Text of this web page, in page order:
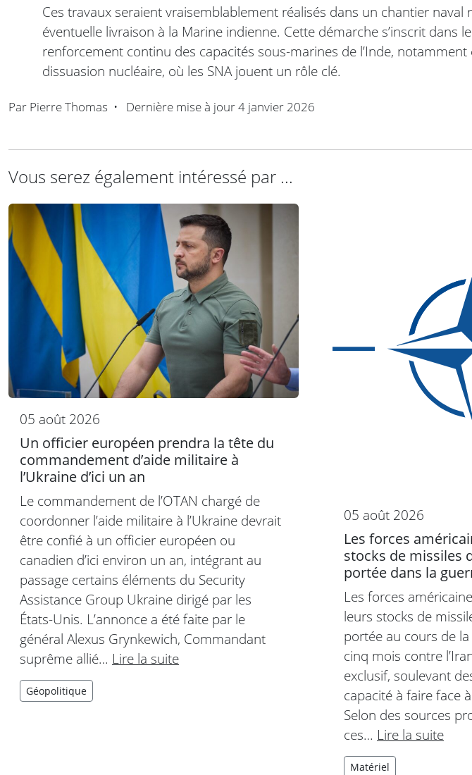
Ces travaux seraient vraisemblablement réalisés dans un chantier naval
éventuelle livraison à la Marine indienne. Cette démarche s’inscrit dans
renforcement continu des capacités sous-marines de l’Inde,
dissuasion nucléaire, où les SNA jouent un rôle clé.
Par Pierre Thomas • Dernière mise à jour4 janvier 2026
Vous serez également intéressé par ...
05 août 2026
Un officier européen prendra la tête du
commandement d’aide militaire à
l’Ukraine d’ici un an
Le commandement de l’OTAN chargé de
coordonner l’aide militaire à l’Ukraine devrait
être confié à un officier européen ou
canadien d’ici environ un an, intégrant au
passage certains éléments du Security
Assistance Group Ukraine dirigé par les
États-Unis. L’annonce a été faite par le
général Alexus Grynkewich, Commandant
suprême allié… Lire la suite
Géopolitique
05 août 2026
Les forces
stocks de missiles
portée dans la
Les forces
leurs stocks de
portée au cours de
cinq mois contre
exclusif, soulevant
capacité à faire face
Selon des sources
ces… Lire la suite
Matériel